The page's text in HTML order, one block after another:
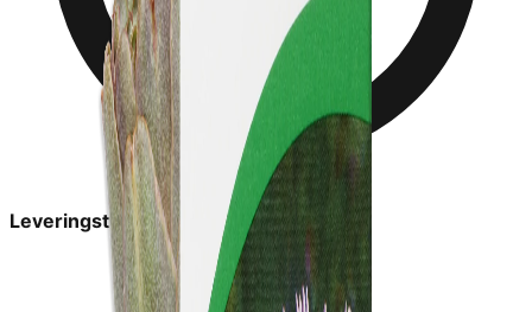
Leveringstid: 2-6 dage